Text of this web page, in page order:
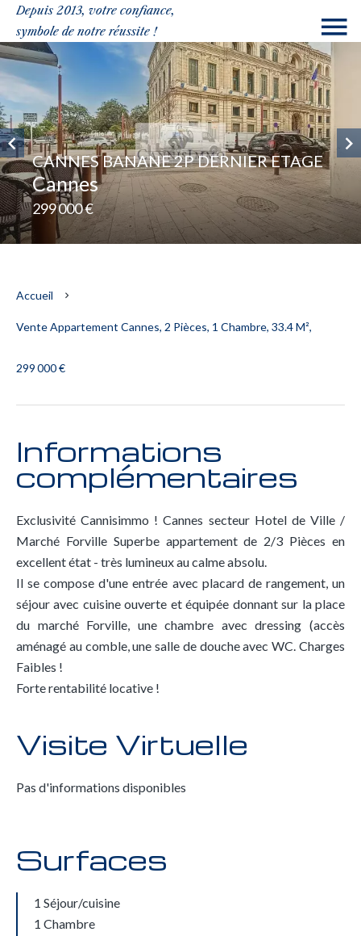
Depuis 2013, votre confiance,
symbole de notre réussite !
CANNES BANANE 2P DERNIER ETAGE
Cannes
299 000 €
Accueil
Vente Appartement Cannes, 2 Pièces, 1 Chambre, 33.4 M²,
299 000 €
Informations
complémentaires
Exclusivité Cannisimmo ! Cannes secteur Hotel de Ville /
Marché Forville Superbe appartement de 2/3 Pièces en
excellent état - très lumineux au calme absolu.
Il se compose d'une entrée avec placard de rangement, un
séjour avec cuisine ouverte et équipée donnant sur la place
du marché Forville, une chambre avec dressing (accès
aménagé au comble, une salle de douche avec WC. Charges
Faibles !
Forte rentabilité locative !
Visite Virtuelle
Pas d'informations disponibles
Surfaces
1 Séjour/cuisine
1 Chambre